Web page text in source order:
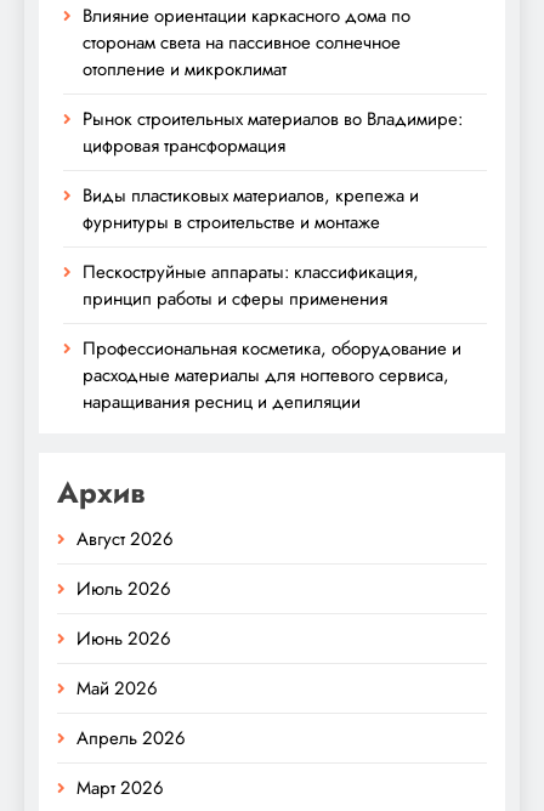
Влияние ориентации каркасного дома по
сторонам света на пассивное солнечное
отопление и микроклимат
Рынок строительных материалов во Владимире:
цифровая трансформация
Виды пластиковых материалов, крепежа и
фурнитуры в строительстве и монтаже
Пескоструйные аппараты: классификация,
принцип работы и сферы применения
Профессиональная косметика, оборудование и
расходные материалы для ногтевого сервиса,
наращивания ресниц и депиляции
Архив
Август 2026
Июль 2026
Июнь 2026
Май 2026
Апрель 2026
Март 2026